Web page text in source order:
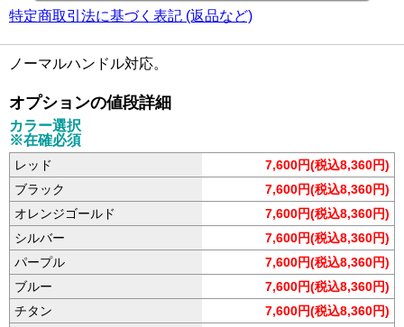
特定商取引法に基づく表記 (返品など)
ノーマルハンドル対応。
オプションの値段詳細
カラー選択
※在確必須
レッド
7,600円(税込8,360円)
ブラック
7,600円(税込8,360円)
オレンジゴールド
7,600円(税込8,360円)
シルバー
7,600円(税込8,360円)
パープル
7,600円(税込8,360円)
ブルー
7,600円(税込8,360円)
チタン
7,600円(税込8,360円)